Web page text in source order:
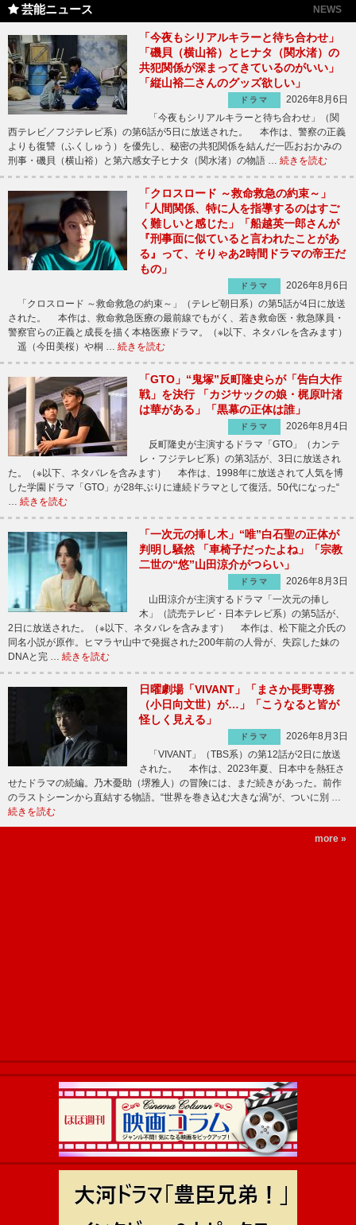
芸能ニュース NEWS
「今夜もシリアルキラーと待ち合わせ」
「磯貝（横山裕）とヒナタ（関水渚）の
共犯関係が深まってきているのがいい」
「縦山裕二さんのグッズ欲しい」
ドラマ
2026年8月6日
「今夜もシリアルキラーと待ち合わせ」（関
西テレビ／フジテレビ系）の第6話が5日に放送された。 本作は、警察の正義
よりも復讐（ふくしゅう）を優先し、秘密の共犯関係を結んだ一匹おおかみの
刑事・磯貝（横山裕）と第六感女子ヒナタ（関水渚）の物語 … 続きを読む
「クロスロード ～救命救急の約束～」
「人間関係、特に人を指導するのはすご
く難しいと感じた」「船越英一郎さんが
『刑事面に似ていると言われたことがあ
る』って、そりゃあ2時間ドラマの帝王だ
もの」
ドラマ
2026年8月6日
「クロスロード ～救命救急の約束～」（テレビ朝日系）の第5話が4日に放送
された。 本作は、救命救急医療の最前線でもがく、若き救命医・救急隊員・
警察官らの正義と成長を描く本格医療ドラマ。（※以下、ネタバレを含みます）
遥（今田美桜）や桐 … 続きを読む
「GTO」“鬼塚”反町隆史らが「告白大作
戦」を決行 「カジサックの娘・梶原叶渚
は華がある」「黒幕の正体は誰」
ドラマ
2026年8月4日
反町隆史が主演するドラマ「GTO」（カンテ
レ・フジテレビ系）の第3話が、3日に放送され
た。（※以下、ネタバレを含みます） 本作は、1998年に放送されて人気を博
した学園ドラマ「GTO」が28年ぶりに連続ドラマとして復活。50代になった“
… 続きを読む
「一次元の挿し木」“唯”白石聖の正体が
判明し騒然 「車椅子だったよね」「宗教
二世の“悠”山田涼介がつらい」
ドラマ
2026年8月3日
山田涼介が主演するドラマ「一次元の挿し
木」（読売テレビ・日本テレビ系）の第5話が、
2日に放送された。（※以下、ネタバレを含みます） 本作は、松下龍之介氏の
同名小説が原作。ヒマラヤ山中で発掘された200年前の人骨が、失踪した妹の
DNAと完 … 続きを読む
日曜劇場「VIVANT」「まさか長野専務
（小日向文世）が…」「こうなると皆が
怪しく見える」
ドラマ
2026年8月3日
「VIVANT」（TBS系）の第12話が2日に放送
された。 本作は、2023年夏、日本中を熱狂さ
せたドラマの続編。乃木憂助（堺雅人）の冒険には、まだ続きがあった。前作
のラストシーンから直結する物語。“世界を巻き込む大きな渦”が、ついに別 …
続きを読む
more »